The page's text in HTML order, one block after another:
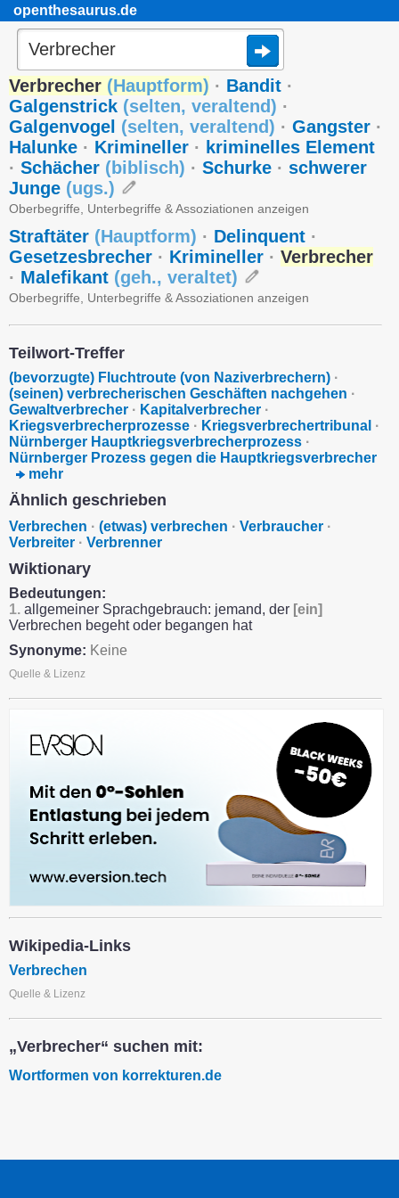
openthesaurus.de
Verbrecher (Hauptform) · Bandit ·
Galgenstrick (selten, veraltend) ·
Galgenvogel (selten, veraltend) · Gangster ·
Halunke · Krimineller · kriminelles Element
· Schächer (biblisch) · Schurke · schwerer
Junge (ugs.)
Oberbegriffe, Unterbegriffe & Assoziationen anzeigen
Straftäter (Hauptform) · Delinquent ·
Gesetzesbrecher · Krimineller · Verbrecher
· Malefikant (geh., veraltet)
Oberbegriffe, Unterbegriffe & Assoziationen anzeigen
Teilwort-Treffer
(bevorzugte) Fluchtroute (von Naziverbrechern) ·
(seinen) verbrecherischen Geschäften nachgehen ·
Gewaltverbrecher · Kapitalverbrecher ·
Kriegsverbrecherprozesse · Kriegsverbrechertribunal ·
Nürnberger Hauptkriegsverbrecherprozess ·
Nürnberger Prozess gegen die Hauptkriegsverbrecher
mehr
Ähnlich geschrieben
Verbrechen · (etwas) verbrechen · Verbraucher ·
Verbreiter · Verbrenner
Wiktionary
Bedeutungen:
1. allgemeiner Sprachgebrauch: jemand, der [ein]
Verbrechen begeht oder begangen hat
Synonyme: Keine
Quelle & Lizenz
Wikipedia-Links
Verbrechen
Quelle & Lizenz
„Verbrecher“ suchen mit:
Wortformen von korrekturen.de